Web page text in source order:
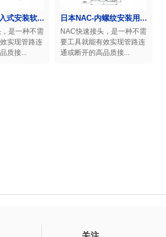
式安装软...
是一种不需
实现管路连
质接...
日本NAC-内螺纹安装用...
NAC快速接头，是一种不需
要工具就能有效实现管路连
通或断开的高品质接...